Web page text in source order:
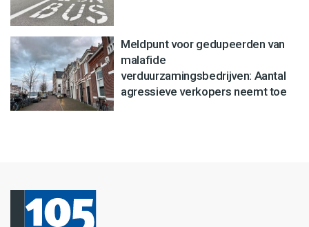
Meldpunt voor gedupeerden van
malafide
verduurzamingsbedrijven: Aantal
agressieve verkopers neemt toe